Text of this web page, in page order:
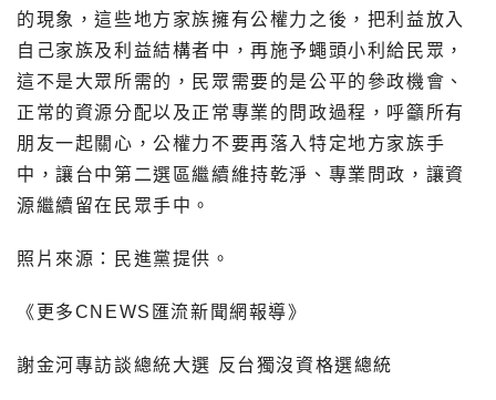
的現象，這些地方家族擁有公權力之後，把利益放入
自己家族及利益結構者中，再施予蠅頭小利給民眾，
這不是大眾所需的，民眾需要的是公平的參政機會、
正常的資源分配以及正常專業的問政過程，呼籲所有
朋友一起關心，公權力不要再落入特定地方家族手
中，讓台中第二選區繼續維持乾淨、專業問政，讓資
源繼續留在民眾手中。
照片來源：民進黨提供。
《更多CNEWS匯流新聞網報導》
謝金河專訪談總統大選 反台獨沒資格選總統